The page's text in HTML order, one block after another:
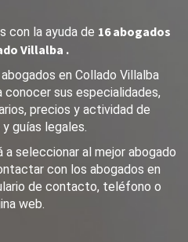
con la ayuda de 16 abogados
Villalba .
en Collado Villalba
sus especialidades,
precios y actividad de
guías legales.
a seleccionar al mejor abogado
con los abogados en
de contacto, teléfono o
web.